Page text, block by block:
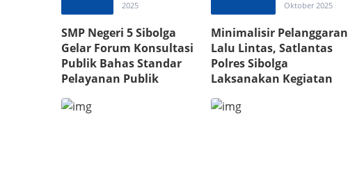
2025
SMP Negeri 5 Sibolga
Gelar Forum Konsultasi
Publik Bahas Standar
Pelayanan Publik
Oktober 2025
Minimalisir Pelanggaran
Lalu Lintas, Satlantas
Polres Sibolga
Laksanakan Kegiatan
Strong Point Pagi